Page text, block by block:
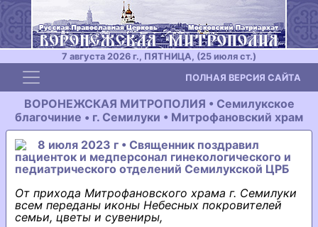
7 августа 2026 г., ПЯТНИЦА, (25 июля ст.)
Toggle navigation ПОЛНАЯ ВЕРСИЯ САЙТА
ВОРОНЕЖСКАЯ МИТРОПОЛИЯ • Семилукское
благочиние • г. Семилуки • Митрофановский храм
8 июля 2023 г • Священник поздравил
пациенток и медперсонал гинекологического и
педиатрического отделений Семилукской ЦРБ
От прихода Митрофановского храма г. Семилуки
всем переданы иконы Небесных покровителей
семьи, цветы и сувениры,